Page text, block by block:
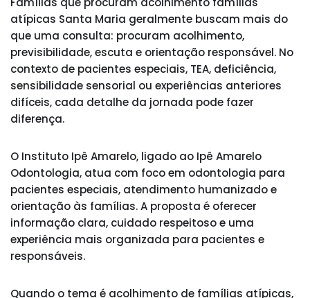
atípicas Santa Maria geralmente buscam mais do
que uma consulta: procuram acolhimento,
previsibilidade, escuta e orientação responsável. No
contexto de pacientes especiais, TEA, deficiência,
sensibilidade sensorial ou experiências anteriores
difíceis, cada detalhe da jornada pode fazer
diferença.
O Instituto Ipê Amarelo, ligado ao Ipê Amarelo
Odontologia, atua com foco em odontologia para
pacientes especiais, atendimento humanizado e
orientação às famílias. A proposta é oferecer
informação clara, cuidado respeitoso e uma
experiência mais organizada para pacientes e
responsáveis.
Quando o tema é acolhimento de famílias atípicas,